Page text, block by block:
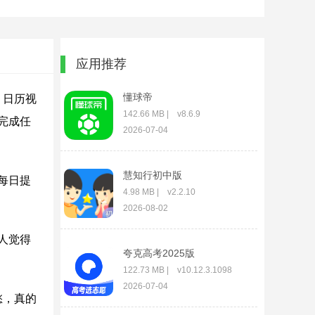
日历视
成任
日提
觉得
真的
应用推荐
懂球帝
142.66 MB | v8.6.9
2026-07-04
慧知行初中版
4.98 MB | v2.2.10
2026-08-02
夸克高考2025版
122.73 MB | v10.12.3.1098
2026-07-04